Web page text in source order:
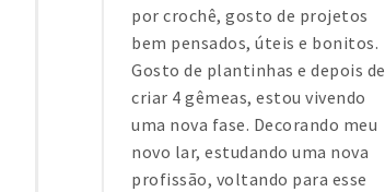
por crochê, gosto de projetos
bem pensados, úteis e bonitos.
Gosto de plantinhas e depois de
criar 4 gêmeas, estou vivendo
uma nova fase. Decorando meu
novo lar, estudando uma nova
profissão, voltando para esse